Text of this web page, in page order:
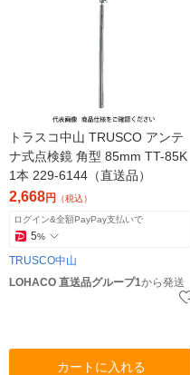
トラスコ中山 TRUSCO アンテ
ナ式点検鏡 角型 85mm TT-85K
1本 229-6144（直送品）
2,668円 （税込）
ログイン&全額PayPay支払いで
5%
TRUSCO中山
LOHACO 直送品グループ1から発送
カートに入れる